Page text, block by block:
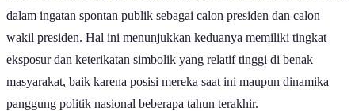
dalam ingatan spontan publik sebagai calon presiden dan calon
wakil presiden. Hal ini menunjukkan keduanya memiliki tingkat
eksposur dan keterikatan simbolik yang relatif tinggi di benak
masyarakat, baik karena posisi mereka saat ini maupun dinamika
panggung politik nasional beberapa tahun terakhir.